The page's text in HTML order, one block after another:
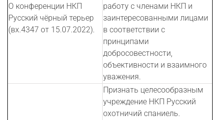
О конференции НКП
Русский чёрный терьер
(вх.4347 от 15.07.2022).
работу с членами НКП и
заинтересованными лицами
в соответствии с
принципами
добросовестности,
объективности и взаимного
уважения.
Признать целесообразным
учреждение НКП Русский
охотничий спаниель.